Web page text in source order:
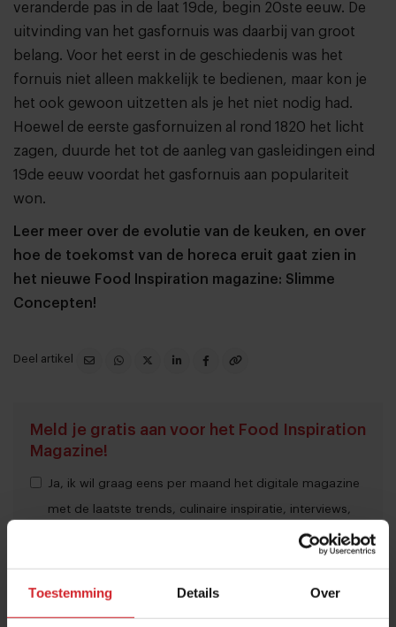
Toestemming Details Over
veranderde pas in de laat 19de, begin 20ste eeuw. De
uitvinding van het gasfornuis was daarbij van groot
belang. Voor het eerst in de geschiedenis was het
fornuis niet alleen makkelijk te bedienen, maar kon je
het ook gewoon uitzetten als je het niet nodig had.
Hoewel de eerste gasfornuizen al rond 1820 het licht
zagen, duurde het tot de aanleg van gasleidingen eind
19de eeuw voordat het gasfornuis aan populariteit
won.
Leer meer over de evolutie van de keuken, en over
hoe de toekomst van de horeca eruit gaat zien in
het nieuwe Food Inspiration magazine: Slimme
Concepten!
Deel artikel
Meld je gratis aan voor het Food Inspiration
Magazine!
Ja, ik wil graag eens per maand het digitale magazine
met de laatste trends, culinaire inspiratie, interviews,
conceptwatching en hotspots van Food Inspiration